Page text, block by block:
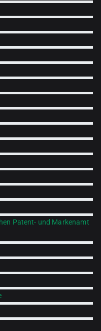
Patent- und Markenamt